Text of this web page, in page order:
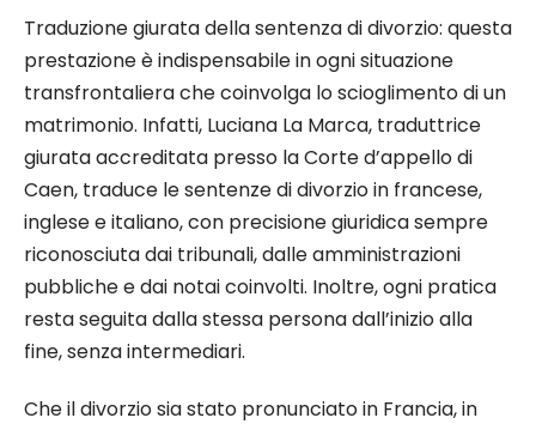
Traduzione giurata della sentenza di divorzio: questa
prestazione è indispensabile in ogni situazione
transfrontaliera che coinvolga lo scioglimento di un
matrimonio. Infatti, Luciana La Marca, traduttrice
giurata accreditata presso la Corte d’appello di
Caen, traduce le sentenze di divorzio in francese,
inglese e italiano, con precisione giuridica sempre
riconosciuta dai tribunali, dalle amministrazioni
pubbliche e dai notai coinvolti. Inoltre, ogni pratica
resta seguita dalla stessa persona dall’inizio alla
fine, senza intermediari.
Che il divorzio sia stato pronunciato in Francia, in